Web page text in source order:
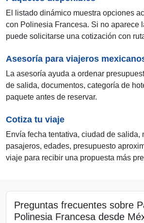
El listado dinámico muestra opciones
con Polinesia Francesa. Si no aparece
puede solicitarse una cotización con
Asesoría para viajeros
La asesoría ayuda a ordenar
de salida, documentos, categoría de
paquete antes de reservar.
Cotiza tu viaje
Envía fecha tentativa, ciudad de salida,
pasajeros, edades, presupuesto
viaje para recibir una propuesta más
Preguntas frecuentes sobre
Polinesia Francesa desde